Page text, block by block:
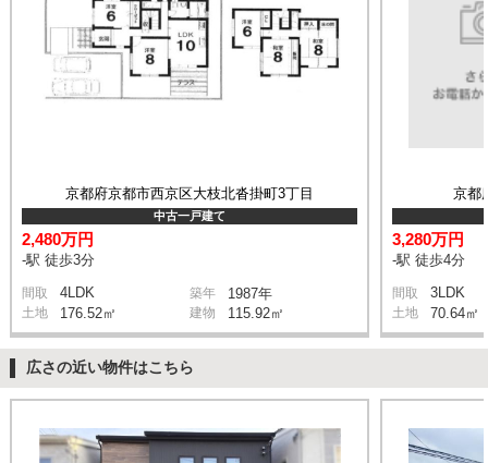
京都府京都市西京区大枝北沓掛町3丁目
中古一戸建て
2,480万円
-駅 徒歩3分
間取 4LDK 築年 1987年
土地 176.52㎡ 建物 115.92㎡
京都
3,280万円
-駅 徒歩4分
間取 3LDK
土地 70.64㎡
広さの近い物件はこちら